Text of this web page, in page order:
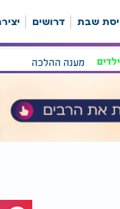
שבת דרושים
ילדים מענה ההלכה